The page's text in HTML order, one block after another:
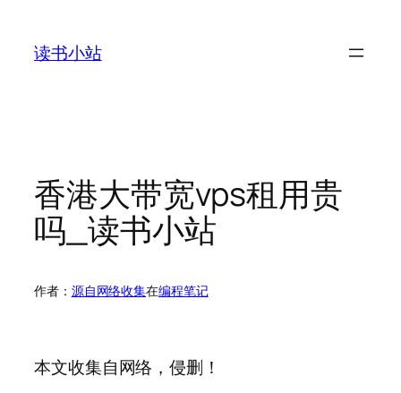
读书小站
香港大带宽vps租用贵
吗_读书小站
作者： 源自网络收集在编程笔记
本文收集自网络，侵删！